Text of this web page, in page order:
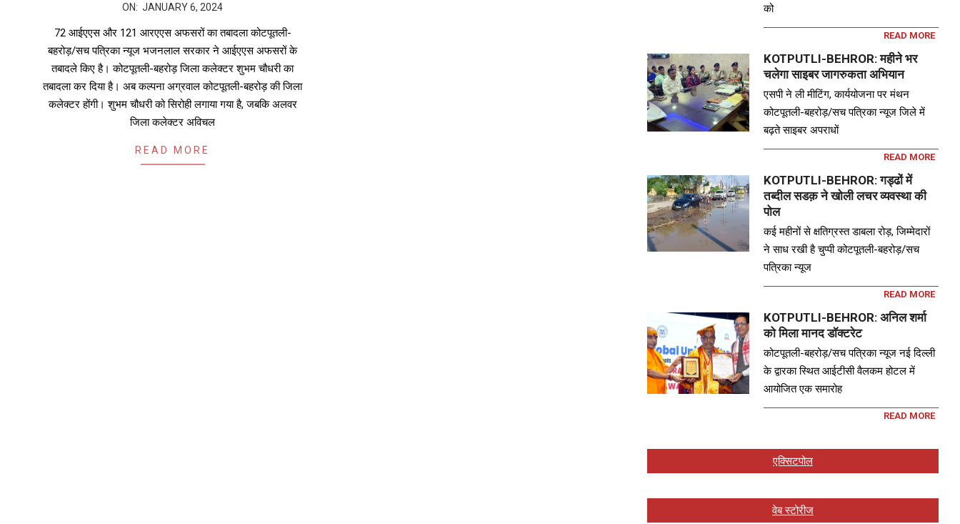
ON: JANUARY 6, 2024
72 आईएएस और 121 आरएएस अफसरों का तबादला कोटपूतली-
बहरोड़/सच पत्रिका न्यूज भजनलाल सरकार ने आईएएस अफसरों के
तबादले किए है। कोटपूतली-बहरोड़ जिला कलेक्टर शुभम चौधरी का
तबादला कर दिया है। अब कल्पना अग्रवाल कोटपूतली-बहरोड़ की जिला
कलेक्टर होंगी। शुभम चौधरी को सिरोही लगाया गया है, जबकि अलवर
जिला कलेक्टर अविचल
READ MORE
को
READ MORE
KOTPUTLI-BEHROR: महीने भर
चलेगा साइबर जागरुकता अभियान
एसपी ने ली मीटिंग, कार्ययोजना पर मंथन
कोटपूतली-बहरोड़/सच पत्रिका न्यूज जिले में
बढ़ते साइबर अपराधों
READ MORE
KOTPUTLI-BEHROR: गड्ढों में
तब्दील सडक़ ने खोली लचर व्यवस्था की
पोल
कई महीनों से क्षतिग्रस्त डाबला रोड़, जिम्मेदारों
ने साध रखी है चुप्पी कोटपूतली-बहरोड़/सच
पत्रिका न्यूज
READ MORE
KOTPUTLI-BEHROR: अनिल शर्मा
को मिला मानद डॉक्टरेट
कोटपूतली-बहरोड़/सच पत्रिका न्यूज नई दिल्ली
के द्वारका स्थित आईटीसी वैलकम होटल में
आयोजित एक समारोह
READ MORE
एक्सिटपोल
वेब स्टोरीज